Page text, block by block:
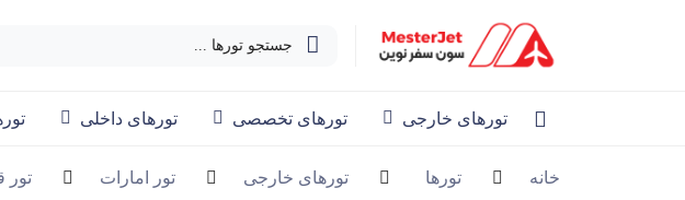
جستجو تورها ...
تورهای خارجی تورهای تخصصی تورهای داخلی
خانه تورها تورهای خارجی تور امارات تور